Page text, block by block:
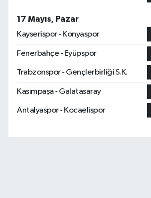
17 Mayıs, Pazar
Kayserispor - Konyaspor
Fenerbahçe - Eyüpspor
Trabzonspor - Gençlerbirliği S.K.
Kasımpaşa - Galatasaray
Antalyaspor - Kocaelispor